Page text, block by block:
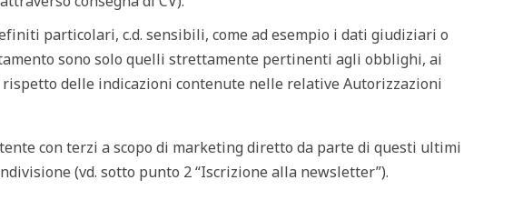
particolari, c.d. sensibili, come ad esempio i dati giudiziari o
sono solo quelli strettamente pertinenti agli obblighi, ai
delle indicazioni contenute nelle relative Autorizzazioni
con terzi a scopo di marketing diretto da parte di questi ultimi
(vd. sotto punto 2 “Iscrizione alla newsletter”).